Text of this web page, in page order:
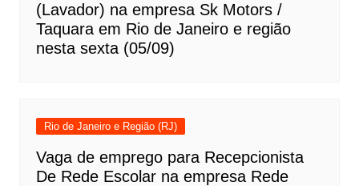
(Lavador) na empresa Sk Motors /
Taquara em Rio de Janeiro e região
nesta sexta (05/09)
Rio de Janeiro e Região (RJ)
Vaga de emprego para Recepcionista
De Rede Escolar na empresa Rede